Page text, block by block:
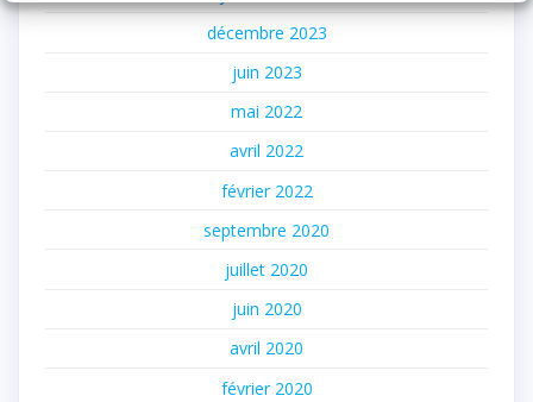
décembre 2023
juin 2023
mai 2022
avril 2022
février 2022
septembre 2020
juillet 2020
juin 2020
avril 2020
février 2020